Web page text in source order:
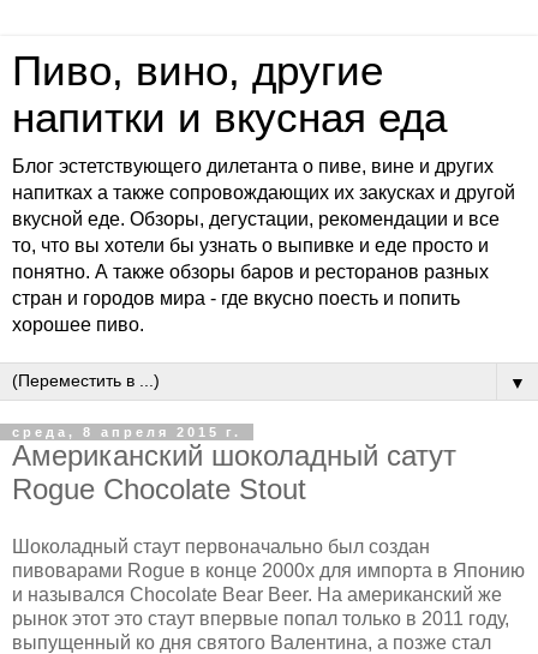
Пиво, вино, другие
напитки и вкусная еда
Блог эстетствующего дилетанта о пиве, вине и других
напитках а также сопровождающих их закусках и другой
вкусной еде. Обзоры, дегустации, рекомендации и все
то, что вы хотели бы узнать о выпивке и еде просто и
понятно. А также обзоры баров и ресторанов разных
стран и городов мира - где вкусно поесть и попить
хорошее пиво.
▼
среда, 8 апреля 2015 г.
Американский шоколадный сатут
Rogue Chocolate Stout
Шоколадный стаут первоначально был создан
пивоварами Rogue в конце 2000х для импорта в Японию
и назывался Chocolate Bear Beer. На американский же
рынок этот это стаут впервые попал только в 2011 году,
выпущенный ко дня святого Валентина, а позже стал